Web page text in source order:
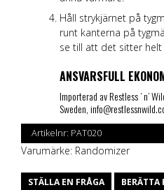
Håll strykjärnet på
runt kanterna på
se till att det sitter helt
ANSVARSFULL
Importerad av Restless ’ n’
Sweden,
Artikelnr: PAT020
Varumärke: Randomizer
STÄLLA EN FRÅGA BERÄTTA